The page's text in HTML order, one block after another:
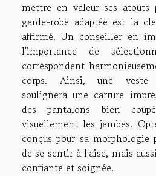
mettre en valeur ses atouts
garde-robe adaptée est la
affirmé. Un conseiller en
l'importance de
correspondent
corps. Ainsi, une veste
soulignera une carrure
des pantalons bien
visuellement les jambes.
conçus pour sa
de se sentir à l'aise, mais
confiante et soignée.